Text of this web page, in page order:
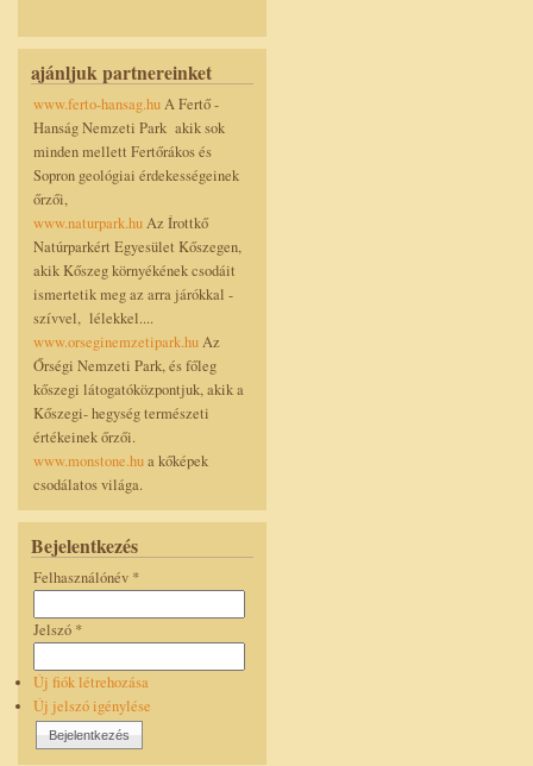
ajánljuk partnereinket
www.ferto-hansag.huA Fertő -
Hanság Nemzeti Park akik sok
minden mellett Fertőrákos és
Sopron geológiai érdekességeinek
őrzői,
www.naturpark.huAz Írottkő
Natúrparkért Egyesület Kőszegen,
akik Kőszeg környékének csodáit
ismertetik meg az arra járókkal -
szívvel, lélekkel....
www.orseginemzetipark.huAz
Őrségi Nemzeti Park, és főleg
kőszegi látogatóközpontjuk, akik a
Kőszegi- hegység természeti
értékeinek őrzői.
www.monstone.hua kőképek
csodálatos világa.
Bejelentkezés
Felhasználónév *
Jelszó *
Új fiók létrehozása
Új jelszó igénylése